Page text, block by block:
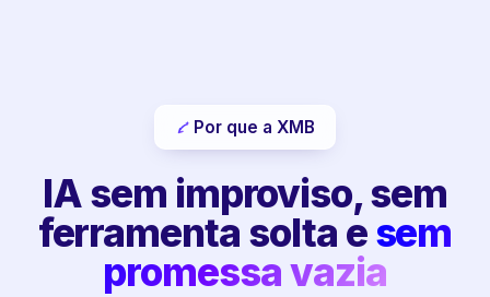
Por que a XMB
IA sem improviso, sem
ferramenta solta esem
promessa vazia